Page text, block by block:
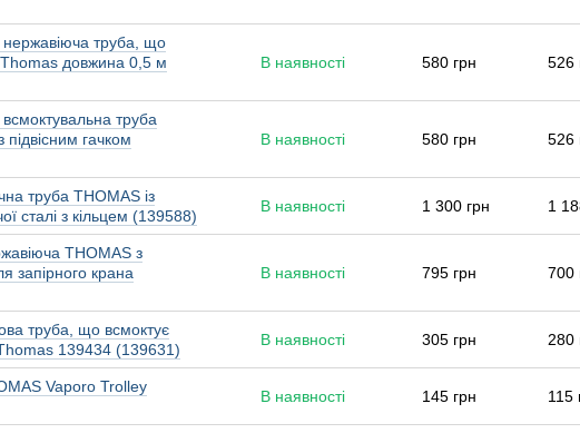
труба, що
Thomas довжина 0,5 м
В наявності 580 грн 526
труба
підвісним гачком
В наявності 580 грн 526
труба THOMAS із
сталі з кільцем (139588)
В наявності 1 300 грн 1
THOMAS з
запірного крана
В наявності 795 грн 700
труба, що всмоктує
139434 (139631)
В наявності 305 грн 280
Vaporo Trolley
В наявності 145 грн 115